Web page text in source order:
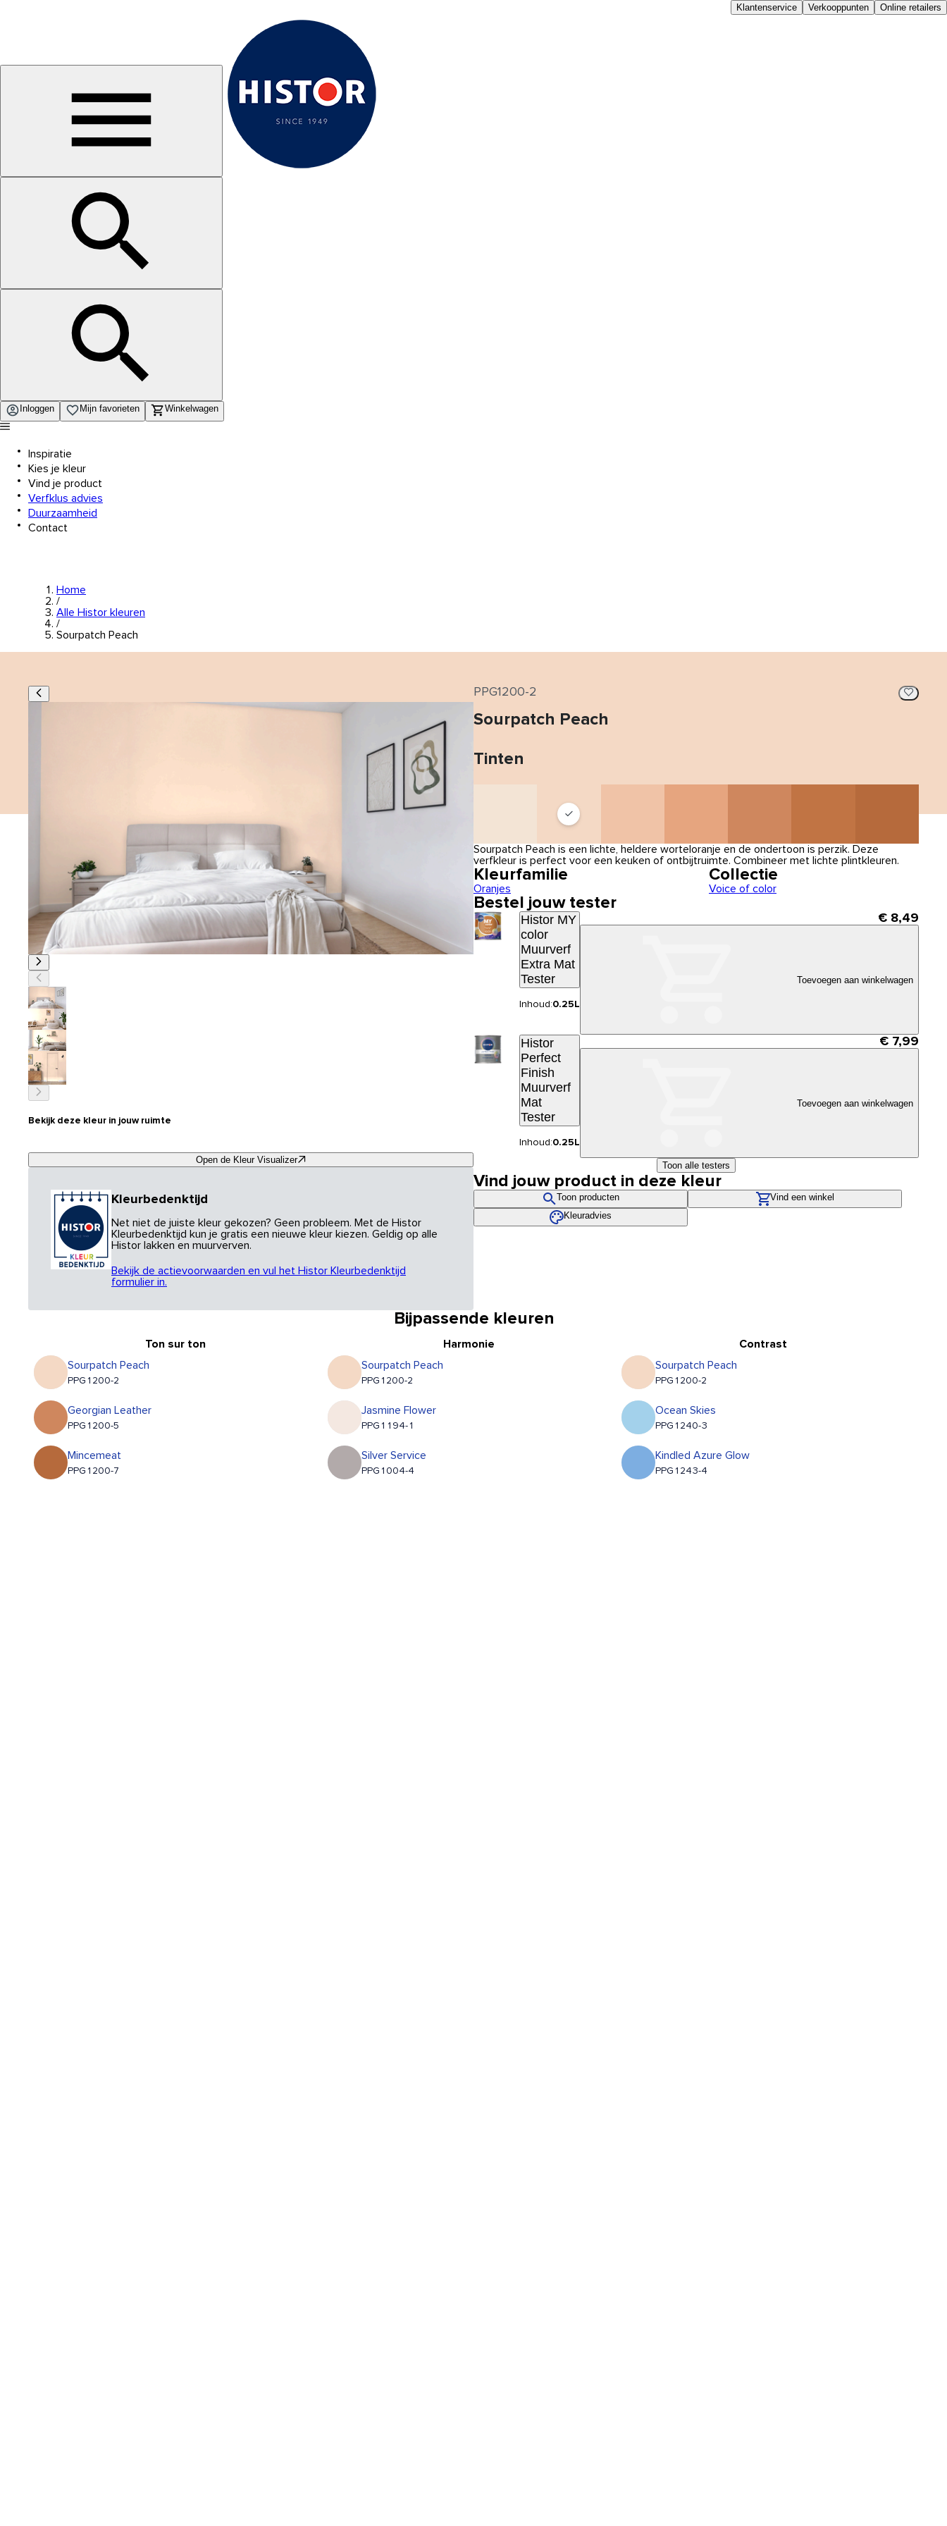
Klantenservice Verkooppunten Online retailers
Inloggen Mijn favorieten Winkelwagen
Inspiratie
Kies je kleur
Vind je product
Verfklus advies
Duurzaamheid
Contact
Home
/
Alle Histor kleuren
/
Sourpatch Peach
Bekijk deze kleur in jouw ruimte
Open de Kleur Visualizer
Kleurbedenktijd
Net niet de juiste kleur gekozen? Geen probleem. Met de Histor
Kleurbedenktijd kun je gratis een nieuwe kleur kiezen. Geldig op alle
Histor lakken en muurverven.
Bekijk de actievoorwaarden en vul het Histor Kleurbedenktijd
formulier in.
PPG1200-2
Sourpatch Peach
Tinten
Sourpatch Peach is een lichte, heldere worteloranje en de ondertoon is perzik. Deze
verfkleur is perfect voor een keuken of ontbijtruimte. Combineer met lichte plintkleuren.
Kleurfamilie
Oranjes
Collectie
Voice of color
Bestel jouw tester
Histor MY
color
Muurverf
Extra Mat
Tester
Inhoud:0.25L
€ 8,49
Toevoegen aan winkelwagen
Histor
Perfect
Finish
Muurverf
Mat
Tester
Inhoud:0.25L
€ 7,99
Toevoegen aan winkelwagen
Toon alle testers
Vind jouw product in deze kleur
Toon producten
Vind een winkel
Kleuradvies
Bijpassende kleuren
Ton sur ton
Sourpatch Peach
PPG1200-2
Georgian Leather
PPG1200-5
Mincemeat
PPG1200-7
Harmonie
Sourpatch Peach
PPG1200-2
Jasmine Flower
PPG1194-1
Silver Service
PPG1004-4
Contrast
Sourpatch Peach
PPG1200-2
Ocean Skies
PPG1240-3
Kindled Azure Glow
PPG1243-4